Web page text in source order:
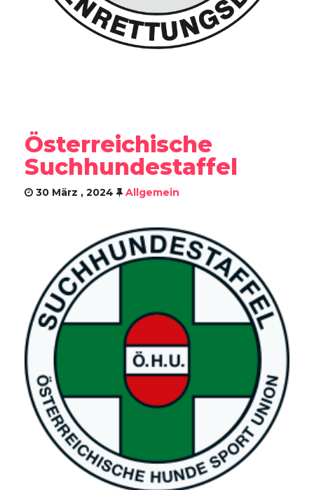
Österreichische
Suchhundestaffel
30 März , 2024 Allgemein